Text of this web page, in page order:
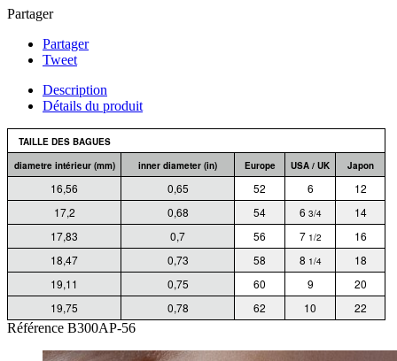
Partager
Partager
Tweet
Description
Détails du produit
TAILLE DES BAGUES
diametre intérieur (mm)
inner diameter (in) Europe USA / UK Japon
16,56 0,65 52 6
12
17,2
0,68 54 6 3/4
14
17,83
0,7 56 7 1/2
16
18,47
0,73 58 8 1/4
18
19,11
0,75 60 9
20
19,75
0,78 62 10
22
Référence B300AP-56